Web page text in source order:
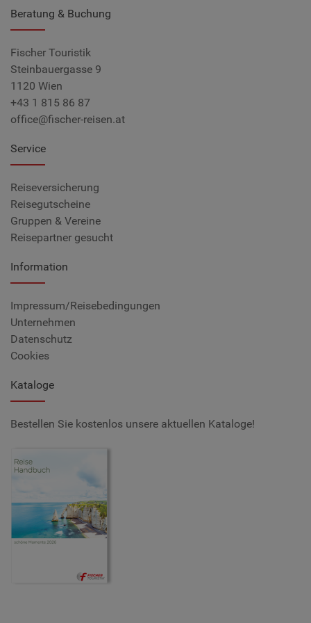
Beratung & Buchung
Fischer Touristik
Steinbauergasse 9
1120 Wien
+43 1 815 86 87
office@fischer-reisen.at
Service
Reiseversicherung
Reisegutscheine
Gruppen & Vereine
Reisepartner gesucht
Information
Impressum/Reisebedingungen
Unternehmen
Datenschutz
Cookies
Kataloge
Bestellen Sie kostenlos unsere aktuellen Kataloge!